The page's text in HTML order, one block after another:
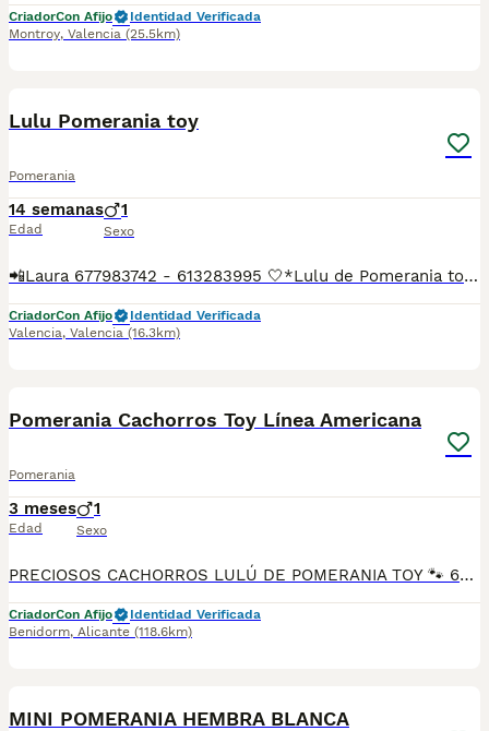
CriadorCon Afijo
Identidad Verificada
Montroy, Valencia (25.5km)
Lulu Pomerania toy
Pomerania
14 semanas
Edad
1
Sexo
📲Laura 677983742 - 613283995 🤍*Lulu de Pomerania toy su nombre es Peter*🤍 ¿Buscas un nuevo compañero para tu hogar? ❤️ Tenemos preciosos cachorros listos para encontrar una familia responsable. ✅ Vacunados ✅ Desparasitados ✅ Cartilla sanitaria ✅ Garantías incluidas ✅ Máxima atención y cuidado Se hacen envíos a toda España: Andalucía: Almería, Cádiz, Córdoba, Granada, Huelva, Jaén, Málaga, Sevilla.Aragón: Huesca, Teruel, Zaragoza.Asturias: Oviedo.Baleares: Palma.Canarias: Las Palmas de Gran Canaria, Santa Cruz de Tenerife.Cantabria: Santander.Castilla-La Mancha: Albacete, Ciudad Real, Cuenca, Guadalajara, Toledo.Castilla y León: Ávila, Burgos, León, Palencia, Salamanca, Segovia, Soria, Valladolid, Zamora.Cataluña: Barcelona, Gerona (Girona), Lérida (Lleida), Tarragona.Comunidad Valenciana: Alicante, Castellón de la Plana, Valencia.Extremadura: Badajoz, Cáceres.Galicia: La Coruña (A Coruña), Lugo, Orense (Ourense), Pontevedra.La Rioja: Logroño.Madrid: Madrid.Murcia: Murcia.Navarra: Pamplona.País Vasco: Bilbao (Vizcaya), San Sebastián (Guipúzcoa), Vitoria (Álava). 🐾 Cachorros sanos, sociables y criados con mucho cariño. 📲 ¡Pregunta sin compromiso por disponibilidad, fotos y precios por mensaje privado!
CriadorCon Afijo
Identidad Verificada
Valencia, Valencia (16.3km)
Pomerania Cachorros Toy Línea Americana
Pomerania
3 meses
Edad
1
Sexo
PRECIOSOS CACHORROS LULÚ DE POMERANIA TOY 🐾 604370339 Luxury Puppies Kennel Benidorm: ​Selección exclusiva de cachorros Pomerania de línea americana Auténticos peluches criados en ambiente familiar, con un pelo espectacular, denso y esponjoso. ​Colores disponibles: Blanco, crema, naranja y sable. ​Se entregan con: Vacunas al día, desparasitación interna/externa, cartilla sanitaria oficial y microchip. ​Garantías: Garantía vírica y genética por escrito. ​Hacemos envíos autorizados a toda España o recogida en mano. ¡Ven a verlos sin compromiso! Máxima seriedad. ​: pomerania toy, lulu de pomerania, pomerania mini, cachorros pomerania, pomerania blanco, comprar pomerania.
CriadorCon Afijo
Identidad Verificada
Benidorm, Alicante (118.6km)
MINI POMERANIA HEMBRA BLANCA